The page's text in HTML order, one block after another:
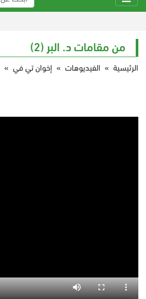
من مقامات د. البر (2)
الرئيسية » الفيديوهات » إخوان تي في »